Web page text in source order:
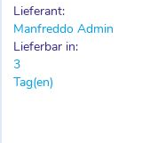
Lieferant:
Manfreddo Admin
Lieferbar in:
3
Tag(en)